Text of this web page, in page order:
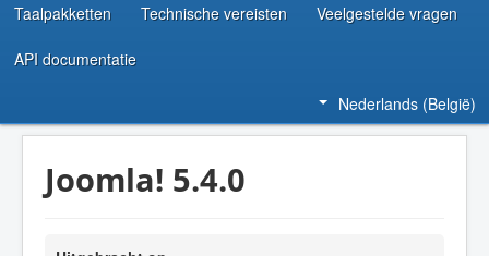
Taalpakketten Technische vereisten Veelgestelde vragen
API documentatie
Nederlands (België)
Joomla! 5.4.0